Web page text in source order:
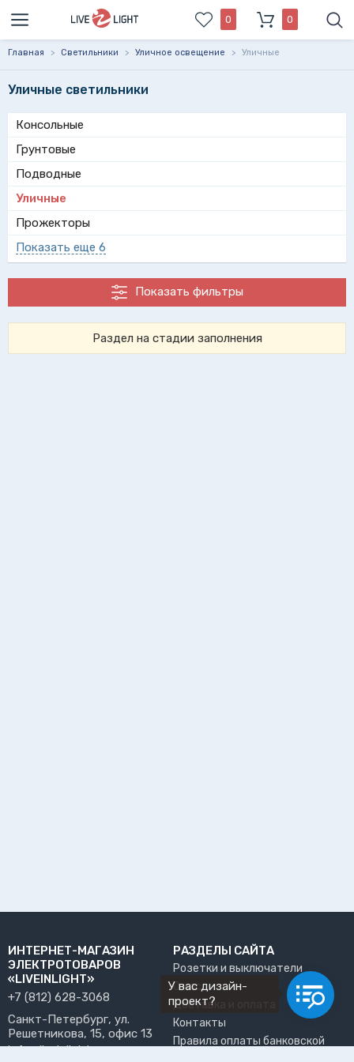
0 0
Главная > Светильники > Уличное освещение > Уличные
Уличные светильники
Консольные
Грунтовые
Подводные
Уличные
Прожекторы
Показать еще 6
Показать фильтры
Раздел на стадии заполнения
ИНТЕРНЕТ-МАГАЗИН
ЭЛЕКТРОТОВАРОВ
«LIVEINLIGHT»
+7 (812) 628-3068
Санкт-Петербург, ул.
Решетникова, 15, офис 13
info@liveinlight.ru
РАЗДЕЛЫ САЙТА
Розетки и выключатели
О нас
Доставка и оплата
Контакты
Правила оплаты банковской
У вас дизайн-
проект?